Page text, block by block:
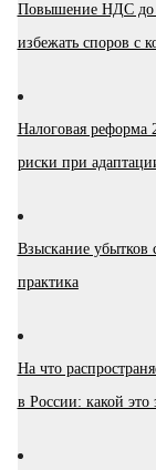
Повышение НДС до
избежать споров с
Налоговая реформа
риски при
Взыскание
практика
На что
в России: какой это